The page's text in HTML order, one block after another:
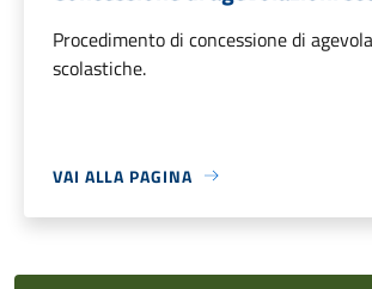
Procedimento di concessione di
scolastiche.
VAI ALLA PAGINA